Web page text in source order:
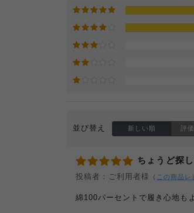
並び替え 新しい順 評
ちょうど探
投稿者：ご利用者様 （ この商品レ
綿100パーセントで履き心地も